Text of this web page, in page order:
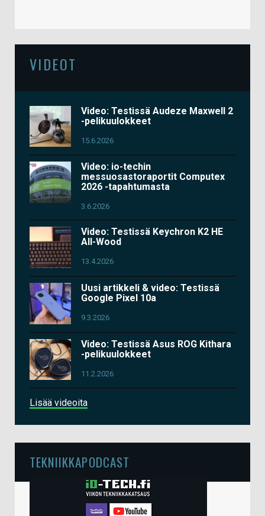
VIDEOT
Video: Testissä Audeze Maxwell 2
-pelikuulokkeet
15.6.2026
Video: io-techin
messuosastoraportit Computex
2026 -tapahtumasta
3.6.2026
Video: Testissä Keychron K2 HE
All-Wood
13.4.2026
Uusi artikkeli & video: Testissä
Google Pixel 10a
9.3.2026
Video: Testissä Asus ROG Kithara
-pelikuulokkeet
11.2.2026
Lisää videoita
TEKNIIKKAPODCAST